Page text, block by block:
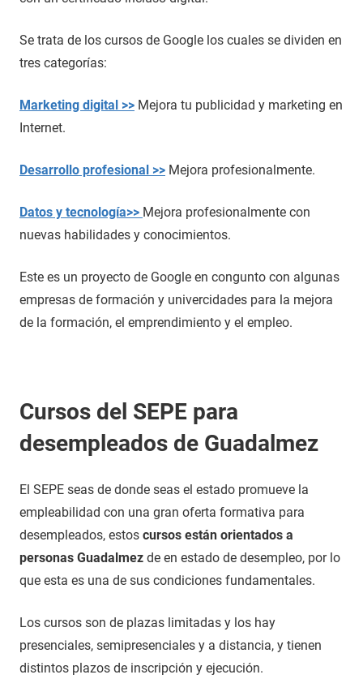
Se trata de los cursos de Google los cuales se dividen en
tres categorías:
Marketing digital >> Mejora tu publicidad y marketing en
Internet.
Desarrollo profesional >> Mejora profesionalmente.
Datos y tecnología>> Mejora profesionalmente con
nuevas habilidades y conocimientos.
Este es un proyecto de Google en congunto con algunas
empresas de formación y univercidades para la mejora
de la formación, el emprendimiento y el empleo.
Cursos del SEPE para
desempleados de Guadalmez
El SEPE seas de donde seas el estado promueve la
empleabilidad con una gran oferta formativa para
desempleados, estos cursos están orientados a
personas Guadalmez de en estado de desempleo, por lo
que esta es una de sus condiciones fundamentales.
Los cursos son de plazas limitadas y los hay
presenciales, semipresenciales y a distancia, y tienen
distintos plazos de inscripción y ejecución.